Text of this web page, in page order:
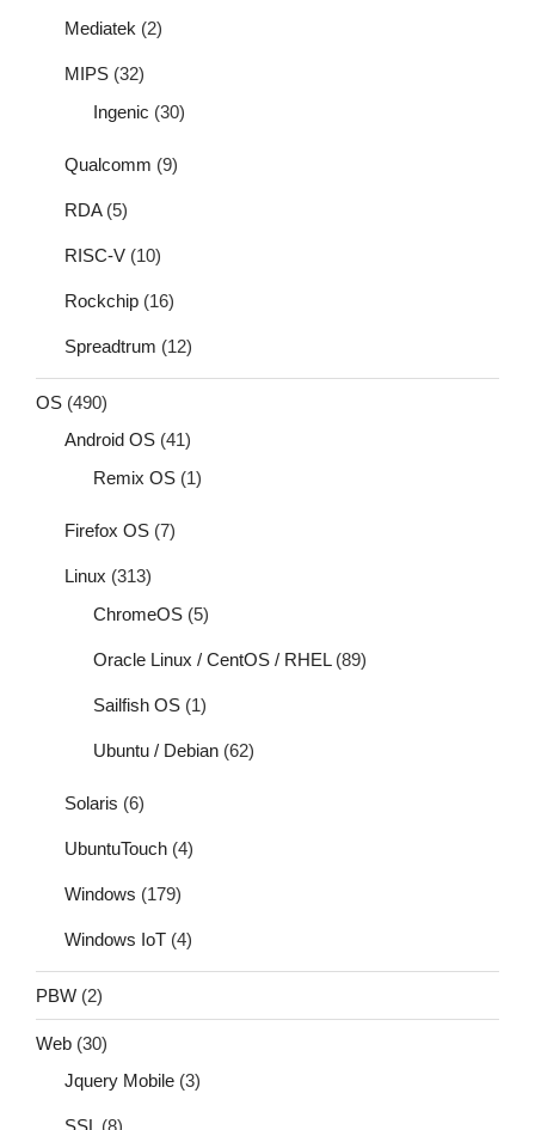
Mediatek (2)
MIPS (32)
Ingenic (30)
Qualcomm (9)
RDA(5)
RISC-V (10)
Rockchip (16)
Spreadtrum (12)
OS (490)
Android OS (41)
Remix OS (1)
Firefox OS (7)
Linux (313)
ChromeOS (5)
Oracle Linux / CentOS / RHEL(89)
Sailfish OS (1)
Ubuntu / Debian (62)
Solaris (6)
UbuntuTouch (4)
Windows (179)
Windows IoT (4)
PBW (2)
Web (30)
Jquery Mobile (3)